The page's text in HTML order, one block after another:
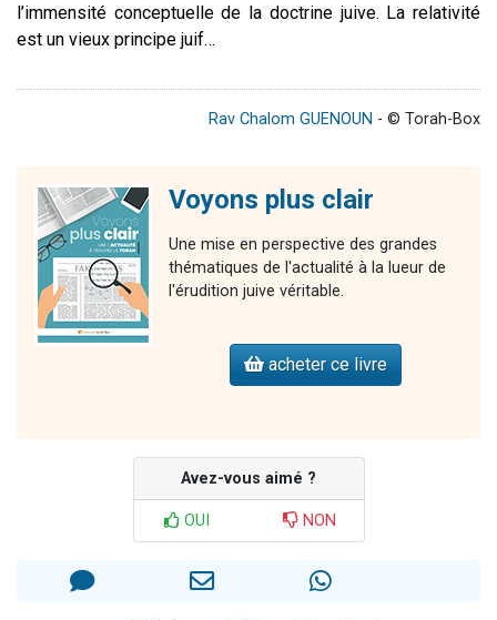
l’immensité conceptuelle de la doctrine juive. La relativité
est un vieux principe juif…
Rav Chalom GUENOUN - © Torah-Box
Voyons plus clair
Une mise en perspective des grandes
thématiques de l'actualité à la lueur de
l'érudition juive véritable.
acheter ce livre
Avez-vous aimé ?
OUI NON